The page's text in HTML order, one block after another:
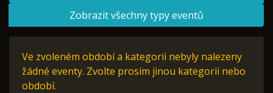
Zobrazit všechny typy eventů
Ve zvoleném období a kategorii nebyly nalezeny
žádné eventy. Zvolte prosím jinou kategorii nebo
období.